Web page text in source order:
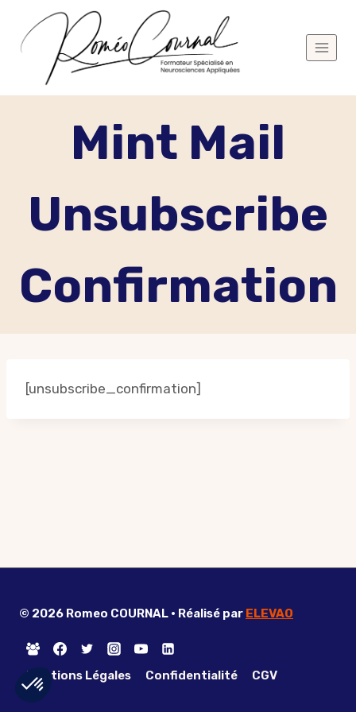
contenu
Mint Mail
Unsubscribe
Confirmation
[unsubscribe_confirmation]
© 2026 Romeo COURNAL • Réalisé par ELEVAO
Mentions Légales Confidentialité CGV